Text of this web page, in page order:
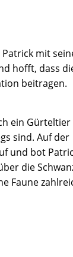
mit
hofft, dass
beitragen.
ein
sind. Auf der
und bot
die
Faune